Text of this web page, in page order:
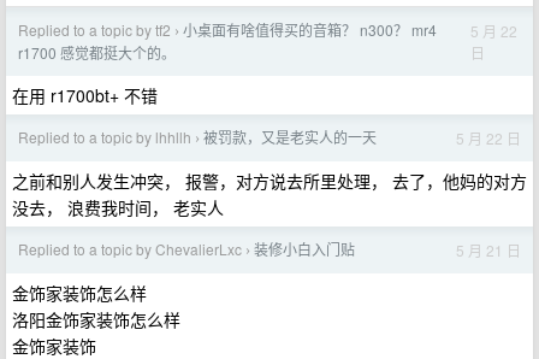
Replied to a topic by tf2 › 小桌面有啥值得买的音箱？ n300？ mr4
r1700 感觉都挺大个的。
5 月 22
日
在用 r1700bt+ 不错
Replied to a topic by lhhllh › 被罚款，又是老实人的一天 5 月 22 日
之前和别人发生冲突， 报警，对方说去所里处理， 去了，他妈的对方
没去， 浪费我时间， 老实人
Replied to a topic by ChevalierLxc › 装修小白入门贴 5 月 21 日
金饰家装饰怎么样
洛阳金饰家装饰怎么样
金饰家装饰